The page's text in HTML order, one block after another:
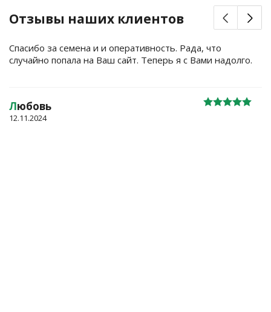
Отзывы наших клиентов
Спасибо за семена и и оперативность. Рада, что
случайно попала на Ваш сайт. Теперь я с Вами надолго.
Любовь
12.11.2024